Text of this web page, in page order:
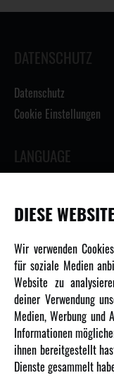
DATENSCHUTZ
Datenschutz
Cookie Einstellungen
LANGUAGE
INFORMATIONEN
Newsletter
Über uns
Karriere
Amewi Kataloge
DIESE
Wir verwenden
für soziale Medien
Website zu
deiner Verwendung
Medien, Werbung und
Informationen
ihnen bereitgestellt
Dienste gesammelt